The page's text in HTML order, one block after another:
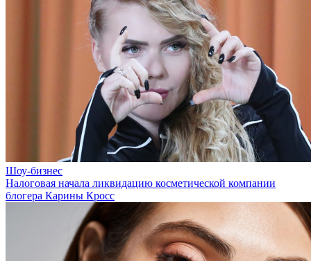
Шоу-бизнес
Налоговая начала ликвидацию косметической компании
блогера Карины Кросс